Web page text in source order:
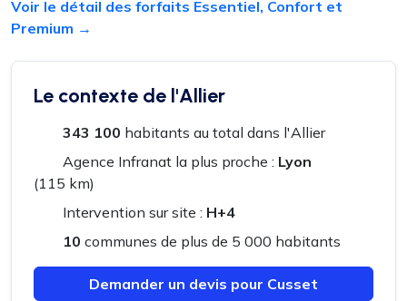
Voir le détail des forfaits Essentiel, Confort et
Premium →
Le contexte de l'Allier
343 100 habitants au total dans l'Allier
Agence Infranat la plus proche : Lyon
(115 km)
Intervention sur site : H+4
10 communes de plus de 5 000 habitants
Demander un devis pour Cusset